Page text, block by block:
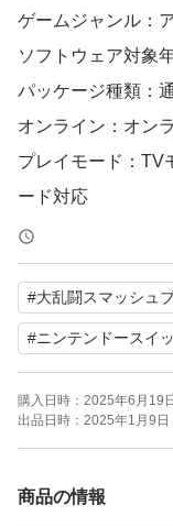
ゲームジャンル：
ソフトウェア対象
パッケージ種類：
オンライン：オン
プレイモード：TV
ード対応
amiibo対応：amiibo
携帯モードプレイ
#大乱闘スマッシュ
#ニンテンドースイ
購入日時： 2025年6月19
出品日時： 2025年1月9日
商品の情報